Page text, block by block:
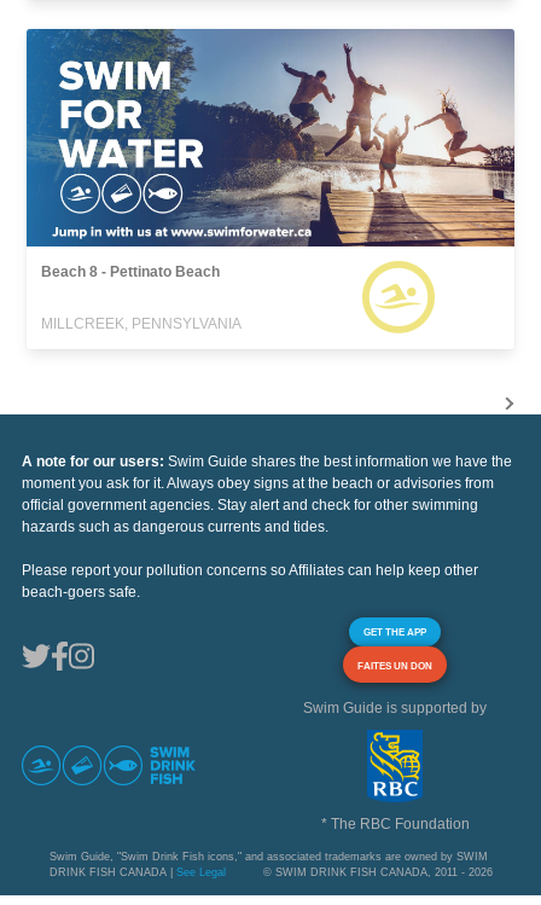
Beach 8 - Pettinato Beach
MILLCREEK, PENNSYLVANIA
A note for our users: Swim Guide shares the best information we have the
moment you ask for it. Always obey signs at the beach or advisories from
official government agencies. Stay alert and check for other swimming
hazards such as dangerous currents and tides.
Please report your pollution concerns so Affiliates can help keep other
beach-goers safe.
GET THE APP
FAITES UN DON
Swim Guide is supported by
* The RBC Foundation
Swim Guide, "Swim Drink Fish icons," and associated trademarks are owned by SWIM
DRINK FISH CANADA | See Legal © SWIM DRINK FISH CANADA, 2011 - 2026